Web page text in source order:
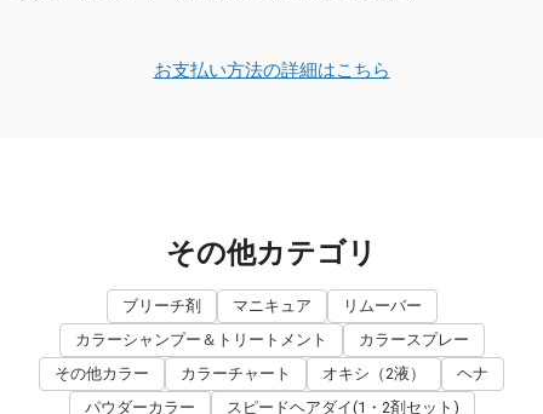
お支払い方法の詳細はこちら
その他カテゴリ
ブリーチ剤 マニキュア
リムーバー
カラーシャンプー＆トリートメント
カラースプレー
その他カラー
カラーチャート オキシ（2液）
ヘナ
パウダーカラー
スピードヘアダイ(1・2剤セット)